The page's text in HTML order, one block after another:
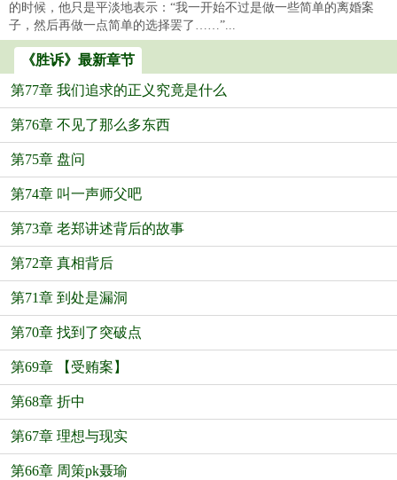
的时候，他只是平淡地表示：“我一开始不过是做一些简单的离婚案
子，然后再做一点简单的选择罢了……”...
《胜诉》最新章节
第77章 我们追求的正义究竟是什么
第76章 不见了那么多东西
第75章 盘问
第74章 叫一声师父吧
第73章 老郑讲述背后的故事
第72章 真相背后
第71章 到处是漏洞
第70章 找到了突破点
第69章 【受贿案】
第68章 折中
第67章 理想与现实
第66章 周策pk聂瑜